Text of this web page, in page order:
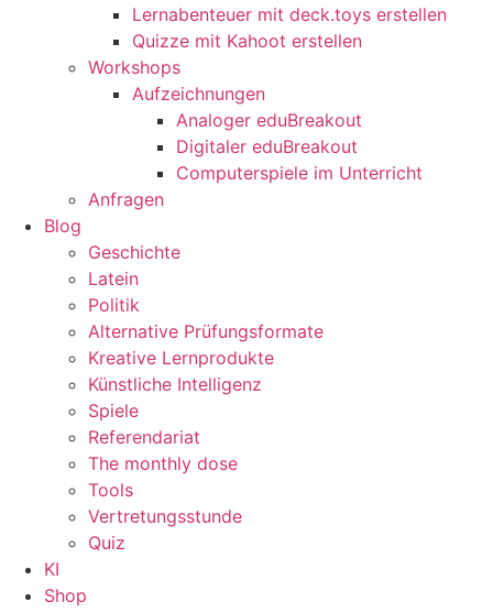
Lernabenteuer mit deck.toys erstellen
Quizze mit Kahoot erstellen
Workshops
Aufzeichnungen
Analoger eduBreakout
Digitaler eduBreakout
Computerspiele im Unterricht
Anfragen
Blog
Geschichte
Latein
Politik
Alternative Prüfungsformate
Kreative Lernprodukte
Künstliche Intelligenz
Spiele
Referendariat
The monthly dose
Tools
Vertretungsstunde
Quiz
KI
Shop